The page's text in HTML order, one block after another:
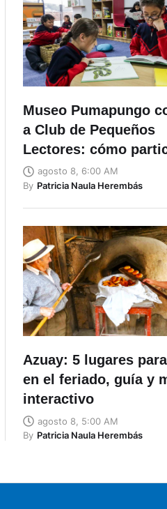
Museo Pumapungo
a Club de Pequeños
Lectores: cómo
agosto 8, 6:00 AM
By Patricia Naula Herembás
Azuay: 5 lugares
en el feriado, guía y
interactivo
agosto 8, 5:00 AM
By Patricia Naula Herembás